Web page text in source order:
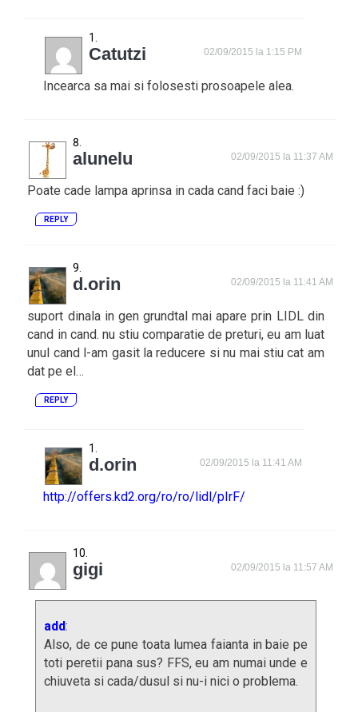
Catutzi 02/09/2015 la 1:15 PM
Incearca sa mai si folosesti prosoapele alea.
alunelu 02/09/2015 la 11:37 AM
Poate cade lampa aprinsa in cada cand faci baie :)
REPLY
d.orin 02/09/2015 la 11:41 AM
suport dinala in gen grundtal mai apare prin LIDL din
cand in cand. nu stiu comparatie de preturi, eu am luat
unul cand l-am gasit la reducere si nu mai stiu cat am
dat pe el…
REPLY
d.orin 02/09/2015 la 11:41 AM
http://offers.kd2.org/ro/ro/lidl/pIrF/
gigi 02/09/2015 la 11:57 AM
add:
Also, de ce pune toata lumea faianta in baie pe
toti peretii pana sus? FFS, eu am numai unde e
chiuveta si cada/dusul si nu-i nici o problema.